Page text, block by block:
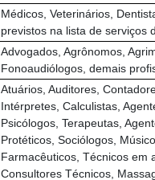
Médicos, Veterinários,
previstos na lista de serviços
Advogados, Agrônomos,
Fonoaudiólogos, demais
Atuários, Auditores,
Intérpretes, Calculistas,
Psicólogos, Terapeutas,
Protéticos, Sociólogos,
Farmacêuticos, Técnicos em
Consultores Técnicos,